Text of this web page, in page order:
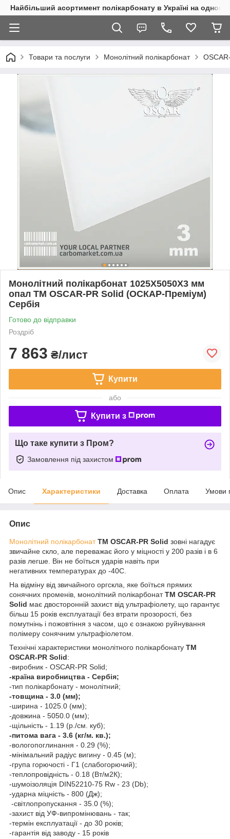
Найбільший асортимент полікарбонату в Україні на одному
Товари та послуги Монолітний полікарбонат
Монолітний полікарбонат 1025Х5050Х3 мм
опал TM OSCAR-PR Solid (ОСКАР-Преміум)
Сербія
Готово до відправки
Роздріб
7 863 ₴/лист
Купити
або
Купити з
Що таке купити з Пром?
Замовлення під захистом
Опис Характеристики Доставка Оплата Умови
Опис
Монолітний полікарбонат ТМ OSCAR-PR Solid зовні нагадує
звичайне скло, але переважає його у міцності у 200 разів і в 6
разів легше. Він не боїться ударів навіть при
негативних температурах до -40С.
На відміну від звичайного оргскла, яке боїться прямих
сонячних променів, монолітний полікарбонатТМ OSCAR-PR
Solid має двосторонній захист від ультрафіолету, що гарантує
більш 15 років експлуатації без втрати прозорості, без
помутнінь і пожовтіння з часом, що є ознакою руйнування
полімеру сонячним ультрафіолетом.
Технічні характеристики монолітного полікарбонату ТМ
OSCAR-PR Solid:
-виробник - OSCAR-PR Solid;
-країна виробництва - Сербія;
-тип полікарбонату - монолітний;
-товщина - 3.0 (мм);
-ширина - 1025.0 (мм);
-довжина - 5050.0 (мм);
-щільність - 1.19 (р./см. куб);
-питома вага - 3.6 (кг/м. кв.);
-вологопоглинання - 0.29 (%);
-мінімальний радіус вигину - 0.45 (м);
-група горючості - Г1 (слабогорючий);
-теплопровідність - 0.18 (Вт/м2К);
-шумоізоляція DIN52210-75 Rw - 23 (Db);
-ударна міцність - 800 (Дж);
-світлопропускання - 35.0 (%);
-захист від УФ-випромінювань - так;
-термін експлуатації - до 30 років;
-гарантія від заводу - 15 років